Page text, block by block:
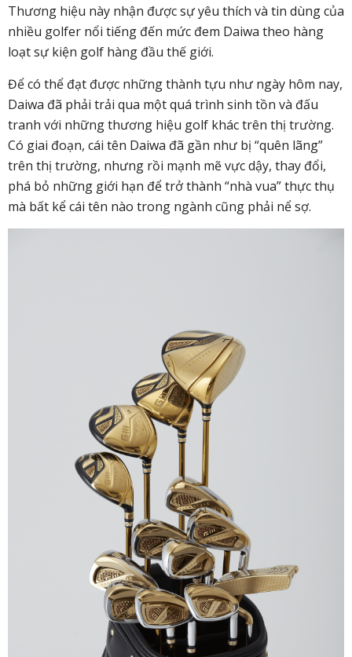
Thương hiệu này nhận được sự yêu thích và tin dùng của
nhiều golfer nổi tiếng đến mức đem Daiwa theo hàng
loạt sự kiện golf hàng đầu thế giới.
Để có thể đạt được những thành tựu như ngày hôm nay,
Daiwa đã phải trải qua một quá trình sinh tồn và đấu
tranh với những thương hiệu golf khác trên thị trường.
Có giai đoạn, cái tên Daiwa đã gần như bị “quên lãng”
trên thị trường, nhưng rồi mạnh mẽ vực dậy, thay đổi,
phá bỏ những giới hạn để trở thành “nhà vua” thực thụ
mà bất kể cái tên nào trong ngành cũng phải nể sợ.